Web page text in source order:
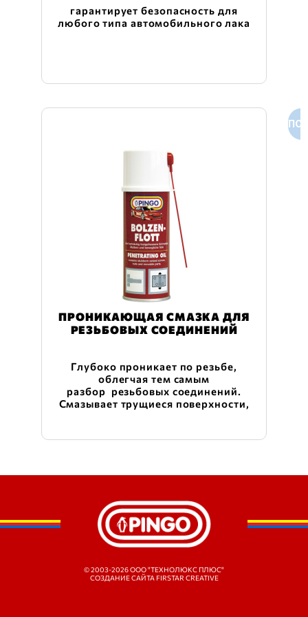
гарантирует безопасность для
любого типа автомобильного лака
ПРОНИКАЮЩАЯ СМАЗКА ДЛЯ
РЕЗЬБОВЫХ СОЕДИНЕНИЙ
Глубоко проникает по резьбе,
облегчая тем самым
разбор резьбовых соединений.
Смазывает трущиеся поверхности,
образования очагов коррозии.
подвижные части заклинивает из-за
вызванной попаданием воды или
высокими температурами.
© 2003-2026 OOO "ТЕХНОЛЮКС ПЛЮС"
СОЗДАНИЕ САЙТА FIRSTAR CREATIVE